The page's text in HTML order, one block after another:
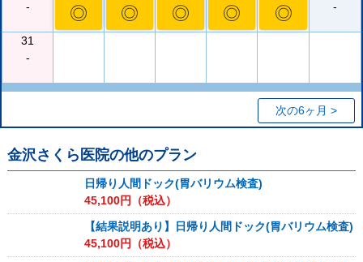
-
◎ ◎ ◎ ◎ ◎
-
31
-
次の6ヶ月 >
金沢さくら医院の他のプラン
日帰り人間ドック(胃バリウム検査)
45,100円（税込）
【結果説明あり】日帰り人間ドック(胃バリウム検査)
45,100円（税込）